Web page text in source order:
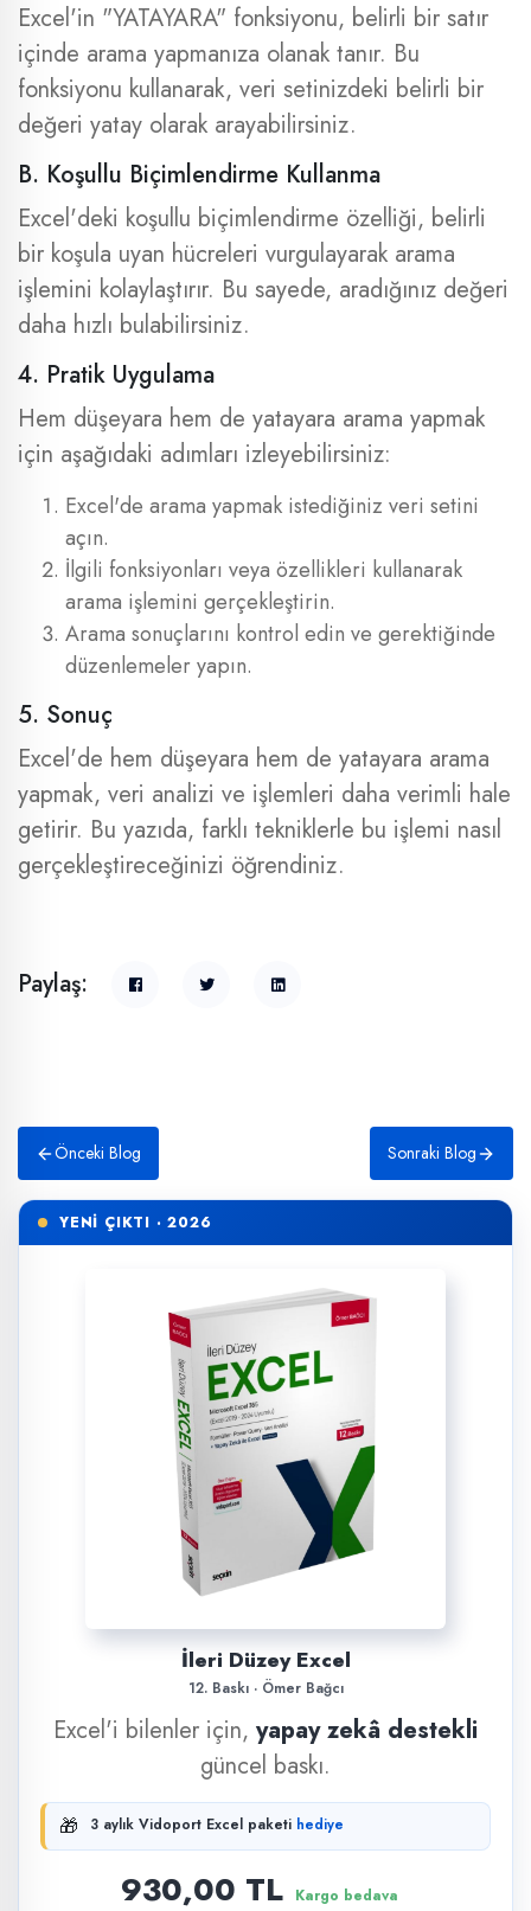
Excel'in "YATAYARA" fonksiyonu, belirli bir satır
içinde arama yapmanıza olanak tanır. Bu
fonksiyonu kullanarak, veri setinizdeki belirli bir
değeri yatay olarak arayabilirsiniz.
B. Koşullu Biçimlendirme Kullanma
Excel'deki koşullu biçimlendirme özelliği, belirli
bir koşula uyan hücreleri vurgulayarak arama
işlemini kolaylaştırır. Bu sayede, aradığınız değeri
daha hızlı bulabilirsiniz.
4. Pratik Uygulama
Hem düşeyara hem de yatayara arama yapmak
için aşağıdaki adımları izleyebilirsiniz:
Excel'de arama yapmak istediğiniz veri setini
açın.
İlgili fonksiyonları veya özellikleri kullanarak
arama işlemini gerçekleştirin.
Arama sonuçlarını kontrol edin ve gerektiğinde
düzenlemeler yapın.
5. Sonuç
Excel'de hem düşeyara hem de yatayara arama
yapmak, veri analizi ve işlemleri daha verimli hale
getirir. Bu yazıda, farklı tekniklerle bu işlemi nasıl
gerçekleştireceğinizi öğrendiniz.
Paylaş:
Önceki Blog Sonraki Blog
YENİ ÇIKTI · 2026
İleri Düzey Excel
12. Baskı · Ömer Bağcı
Excel'i bilenler için, yapay zekâ destekli
güncel baskı.
🎁 3 aylık Vidoport Excel paketi hediye
930,00 TL Kargo bedava